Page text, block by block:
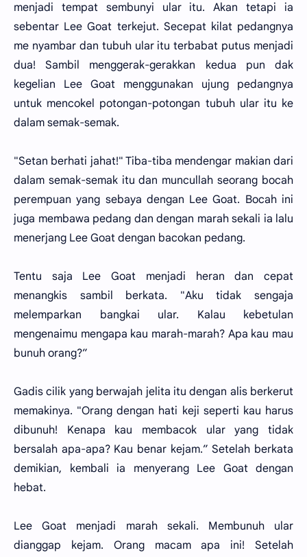
menjadi tempat sembunyi ular itu. Akan tetapi ia
sebentar Lee Goat terkejut. Secepat kilat pedangnya
me nyambar dan tubuh ular itu terbabat putus menjadi
dua! Sambil menggerak-gerakkan kedua pun dak
kegelian Lee Goat menggunakan ujung pedangnya
untuk mencokel potongan-potongan tubuh ular itu ke
dalam semak-semak.
"Setan berhati jahat!" Tiba-tiba mendengar makian dari
dalam semak-semak itu dan muncullah seorang bocah
perempuan yang sebaya dengan Lee Goat. Bocah ini
juga membawa pedang dan dengan marah sekali ia lalu
menerjang Lee Goat dengan bacokan pedang.
Tentu saja Lee Goat menjadi heran dan cepat
menangkis sambil berkata. "Aku tidak sengaja
melemparkan bangkai ular. Kalau kebetulan
mengenaimu mengapa kau marah-marah? Apa kau mau
bunuh orang?”
Gadis cilik yang berwajah jelita itu dengan alis berkerut
memakinya. "Orang dengan hati keji seperti kau harus
dibunuh! Kenapa kau membacok ular yang tidak
bersalah apa-apa? Kau benar kejam.” Setelah berkata
demikian, kembali ia menyerang Lee Goat dengan
hebat.
Lee Goat menjadi marah sekali. Membunuh ular
dianggap kejam. Orang macam apa ini! Setelah